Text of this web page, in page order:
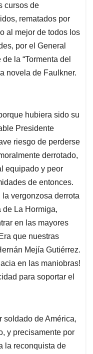
cursos de
rematados por
al mejor de todos los
por el General
la “Tormenta del
novela de Faulkner.
hubiera sido su
Presidente
riesgo de perderse
derrotado,
equipado y peor
de entonces.
vergonzosa derrota
de La Hormiga,
en las mayores
que nuestras
Mejía Gutiérrez.
en las maniobras!
para soportar el
soldado de América,
y precisamente por
la reconquista de